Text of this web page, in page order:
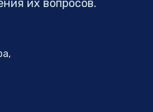
их вопросов.